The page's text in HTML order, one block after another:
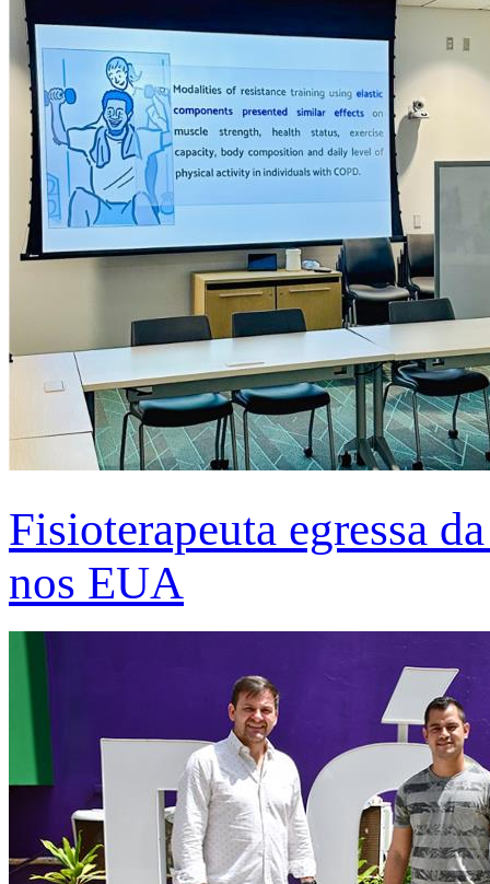
Fisioterapeuta egressa
nos EUA